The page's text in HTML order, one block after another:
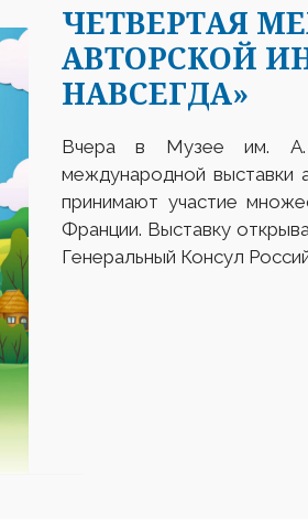
ЧЕТВЕРТАЯ
АВТОРСКОЙ
НАВСЕГДА»
Вчера в Музее им. А.
международной выставки
принимают участие
Франции. Выставку
Генеральный Консул